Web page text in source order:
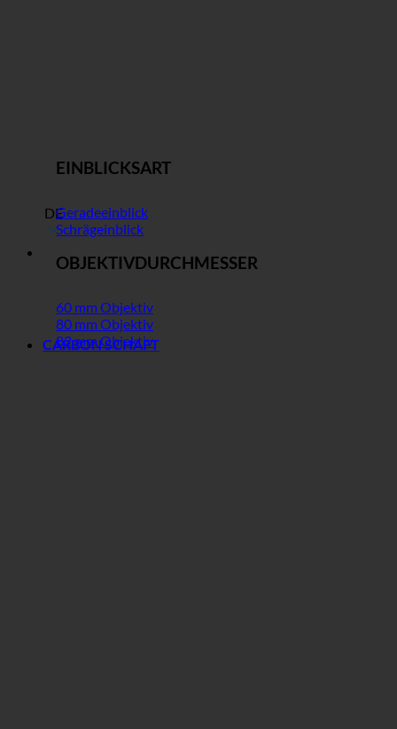
DE
EINBLICKSART
Geradeeinblick
Schrägeinblick
OBJEKTIVDURCHMESSER
60 mm Objektiv
80 mm Objektiv
82 mm Objektiv
CARBON SCHAFT